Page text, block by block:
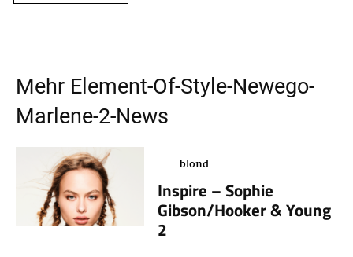
Mehr Element-Of-Style-Newego-
Marlene-2-News
blond
Inspire – Sophie
Gibson/Hooker & Young
2